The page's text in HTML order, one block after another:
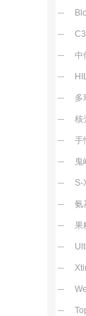
中
多
核
手
鬼
S-
氨
果